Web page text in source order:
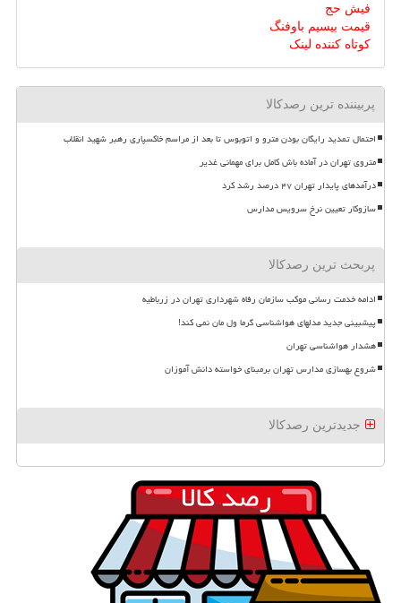
فیش حج
قیمت بیسیم باوفنگ
کوتاه کننده لینک
پربیننده ترین رصدکالا
احتمال تمدید رایگان بودن مترو و اتوبوس تا بعد از مراسم خاکسپاری رهبر شهید انقلاب
متروی تهران در آماده باش کامل برای مهمانی غدیر
درآمدهای پایدار تهران ۴۷ درصد رشد کرد
سازوکار تعیین نرخ سرویس مدارس
پربحث ترین رصدکالا
ادامه خدمت رسانی موکب سازمان رفاه شهرداری تهران در زرباطیه
پیشبینی جدید مدلهای هواشناسی گرما ول مان نمی کند!
هشدار هواشناسی تهران
شروع بهسازی مدارس تهران برمبنای خواسته دانش آموزان
جدیدترین رصدکالا